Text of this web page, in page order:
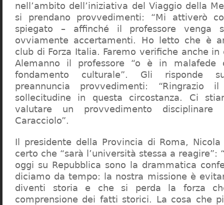
nell’ambito dell’iniziativa del Viaggio della
si prendano provvedimenti: “Mi attiverò
spiegato – affinché il professore venga
ovviamente accertamenti. Ho letto che è
club di Forza Italia. Faremo verifiche anche in
Alemanno il professore “o è in malafede
fondamento culturale”. Gli risponde
preannuncia provvedimenti:
sollecitudine in questa circostanza. Ci
valutare un provvedimento
Caracciolo”.
Il presidente della Provincia di Roma,
certo che “sarà l’università stessa a reagire”:
oggi su Repubblica sono la drammatica
diciamo da tempo: la nostra missione è
diventi storia e che si perda la forza
comprensione dei fatti storici. La cosa che